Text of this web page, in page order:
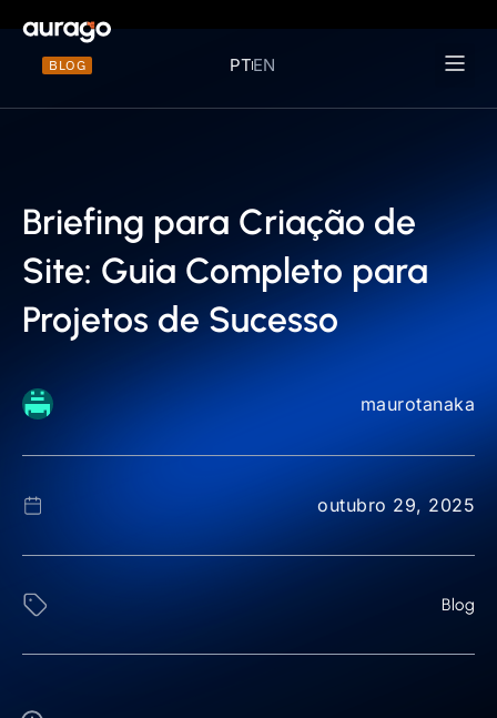
BLOG PTEN
Briefing para Criação de
Site: Guia Completo para
Projetos de Sucesso
maurotanaka
outubro 29, 2025
Blog